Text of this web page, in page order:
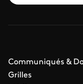
Communiqués &
Grilles